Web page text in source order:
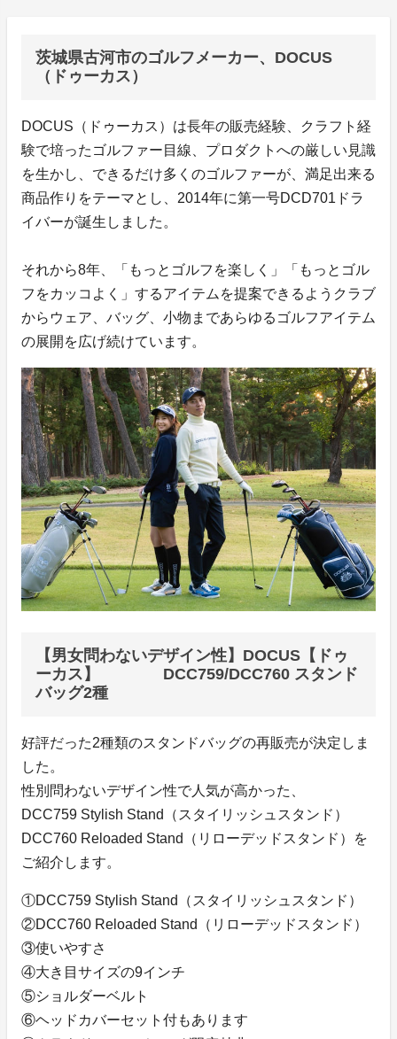
茨城県古河市のゴルフメーカー、DOCUS
（ドゥーカス）
DOCUS（ドゥーカス）は長年の販売経験、クラフト経
験で培ったゴルファー目線、プロダクトへの厳しい見識
を生かし、できるだけ多くのゴルファーが、満足出来る
商品作りをテーマとし、2014年に第一号DCD701ドラ
イバーが誕生しました。
それから8年、「もっとゴルフを楽しく」「もっとゴル
フをカッコよく」するアイテムを提案できるようクラブ
からウェア、バッグ、小物まであらゆるゴルフアイテム
の展開を広げ続けています。
【男女問わないデザイン性】DOCUS【ドゥ
ーカス】 DCC759/DCC760 スタンド
バッグ2種
好評だった2種類のスタンドバッグの再販売が決定しま
した。
性別問わないデザイン性で人気が高かった、
DCC759 Stylish Stand（スタイリッシュスタンド）
DCC760 Reloaded Stand（リローデッドスタンド）を
ご紹介します。
①DCC759 Stylish Stand（スタイリッシュスタンド）
②DCC760 Reloaded Stand（リローデッドスタンド）
③使いやすさ
④大き目サイズの9インチ
⑤ショルダーベルト
⑥ヘッドカバーセット付もあります